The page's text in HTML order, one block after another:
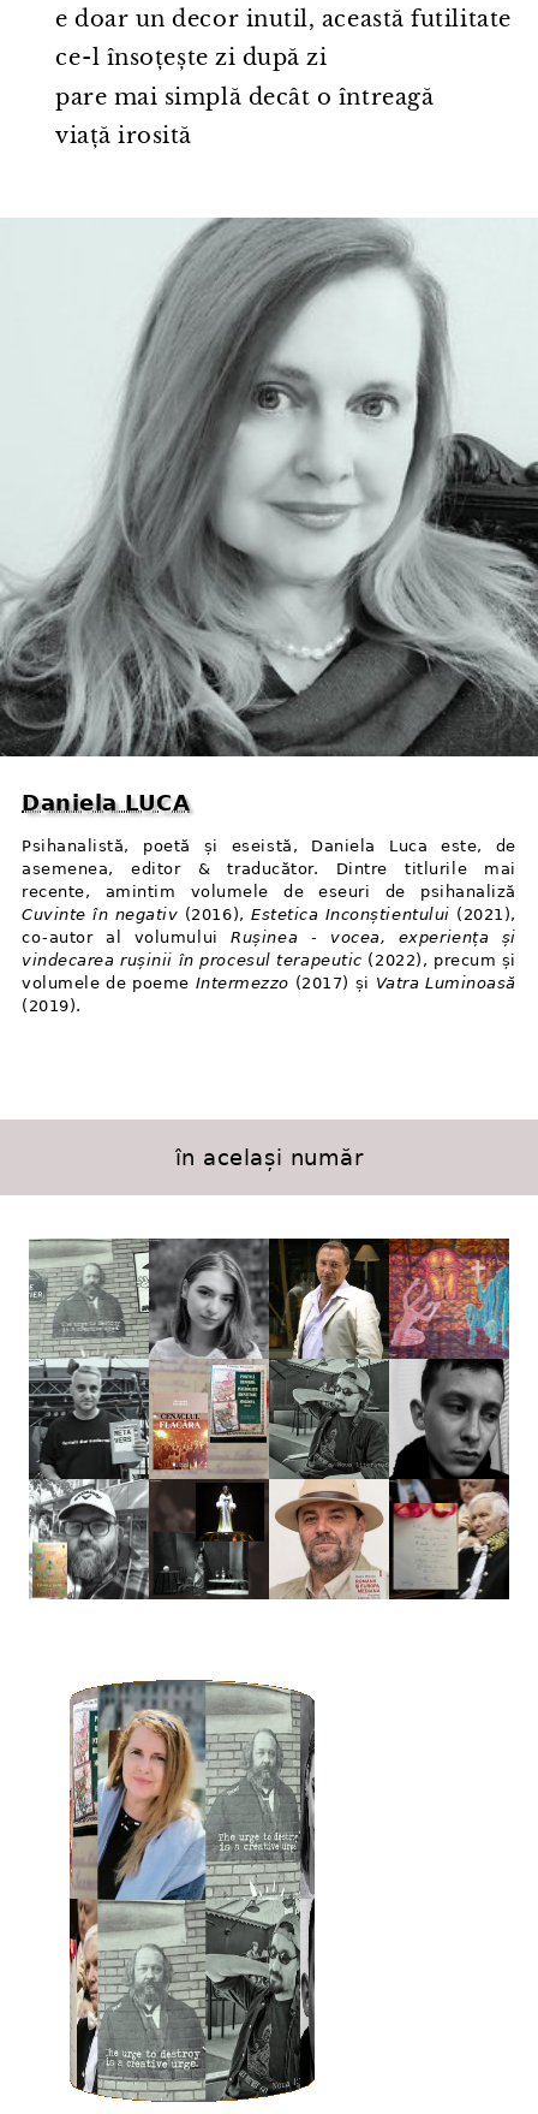
e doar un decor inutil, această futilitate
ce⁠-⁠l însoțește zi după zi
pare mai simplă decât o întreagă
viață irosită
Daniela LUCA
Psihanalistă, poetă și eseistă, Daniela Luca este, de
asemenea, editor & traducător. Dintre titlurile mai
recente, amintim volumele de eseuri de psihanaliză
Cuvinte în negativ (2016), Estetica Inconștientului (2021),
co⁠-⁠autor al volumuluiRușinea - vocea, experiența și
vindecarea rușinii în procesul terapeutic (2022), precum și
volumele de poeme Intermezzo (2017) și Vatra Luminoasă
(2019).
în același număr